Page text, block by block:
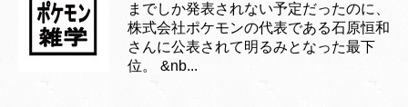
までしか発表されない予定だったのに、
株式会社ポケモンの代表である石原恒和
さんに公表されて明るみとなった最下
位。 &nb...